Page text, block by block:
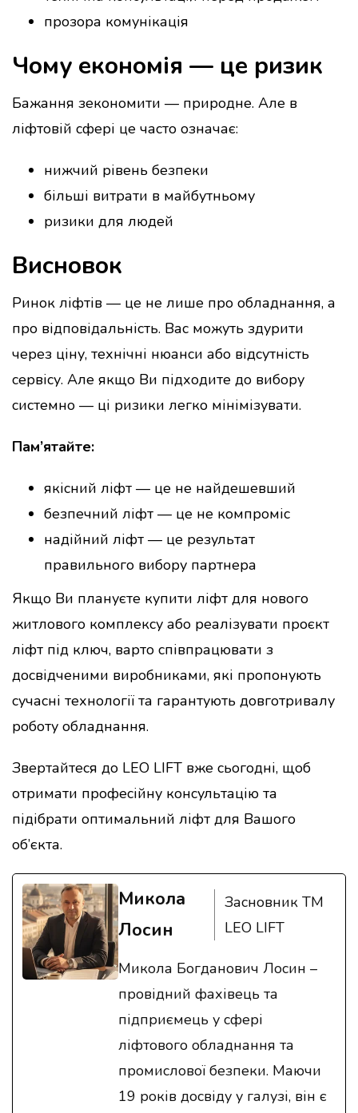
прозора комунікація
Чому економія — це ризик
Бажання зекономити — природне. Але в
ліфтовій сфері це часто означає:
нижчий рівень безпеки
більші витрати в майбутньому
ризики для людей
Висновок
Ринок ліфтів — це не лише про обладнання, а
про відповідальність. Вас можуть здурити
через ціну, технічні нюанси або відсутність
сервісу. Але якщо Ви підходите до вибору
системно — ці ризики легко мінімізувати.
Пам’ятайте:
якісний ліфт — це не найдешевший
безпечний ліфт — це не компроміс
надійний ліфт — це результат
правильного вибору партнера
Якщо Ви плануєте купити ліфт для нового
житлового комплексу або реалізувати проєкт
ліфт під ключ, варто співпрацювати з
досвідченими виробниками, які пропонують
сучасні технології та гарантують довготривалу
роботу обладнання.
Звертайтеся до LEO LIFT вже сьогодні, щоб
отримати професійну консультацію та
підібрати оптимальний ліфт для Вашого
об’єкта.
Микола
Лосин
Засновник ТМ
LEO LIFT
Микола Богданович Лосин –
провідний фахівець та
підприємець у сфері
ліфтового обладнання та
промислової безпеки. Маючи
19 років досвіду у галузі, він є